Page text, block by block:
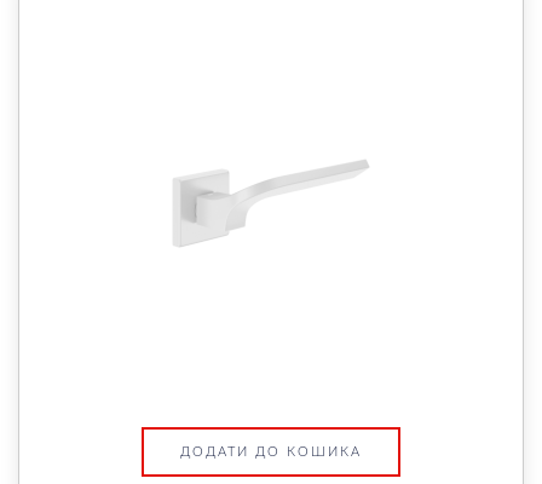
ДОДАТИ ДО КОШИКА